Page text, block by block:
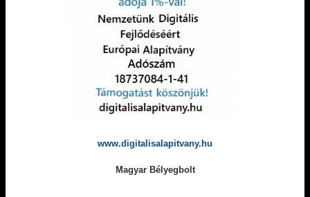
www.digitalisalapitvany.hu
Magyar Bélyegbolt